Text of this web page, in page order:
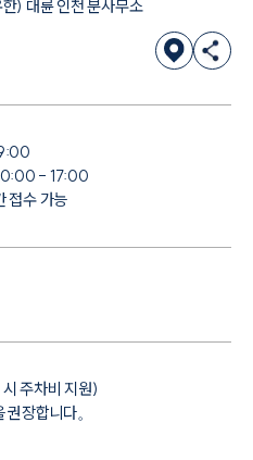
) 대륜 인천 분사무소
- 17:00
접수 가능
주차비 지원)
장합니다。